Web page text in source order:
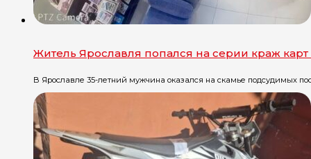
Житель Ярославля попался на серии краж карт
В Ярославле 35-летний мужчина оказался на скамье подсудимых